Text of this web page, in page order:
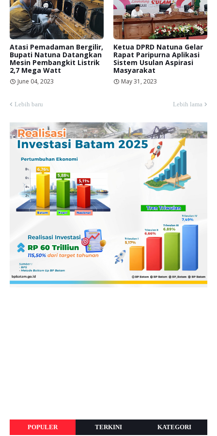
Atasi Pemadaman Bergilir,
Bupati Natuna Datangkan
Mesin Pembangkit Listrik
2,7 Mega Watt
June 04, 2023
Ketua DPRD Natuna Gelar
Rapat Paripurna Aplikasi
Sistem Usulan Aspirasi
Masyarakat
May 31, 2023
Lebih baru Lebih lama
POPULER TERKINI KATEGORI